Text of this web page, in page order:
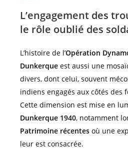
L’engagement des
le rôle oublié des
L’histoire de l’Opération
Dunkerque est aussi une
divers, dont celui, souvent
indiens engagés aux côtés des
Cette dimension est mise en
Dunkerque 1940, notamment
Patrimoine récentes où une
leur est consacrée.